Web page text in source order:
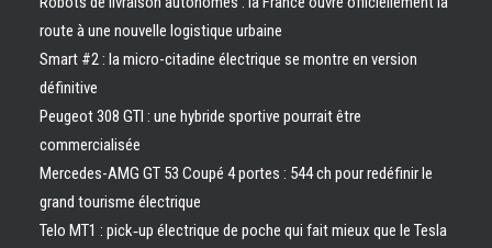
route à une nouvelle logistique urbaine
Smart #2 : la micro-citadine électrique se montre en version
définitive
Peugeot 308 GTI : une hybride sportive pourrait être
commercialisée
Mercedes-AMG GT 53 Coupé 4 portes : 544 ch pour redéfinir le
grand tourisme électrique
Telo MT1 : pick‑up électrique de poche qui fait mieux que le Tesla